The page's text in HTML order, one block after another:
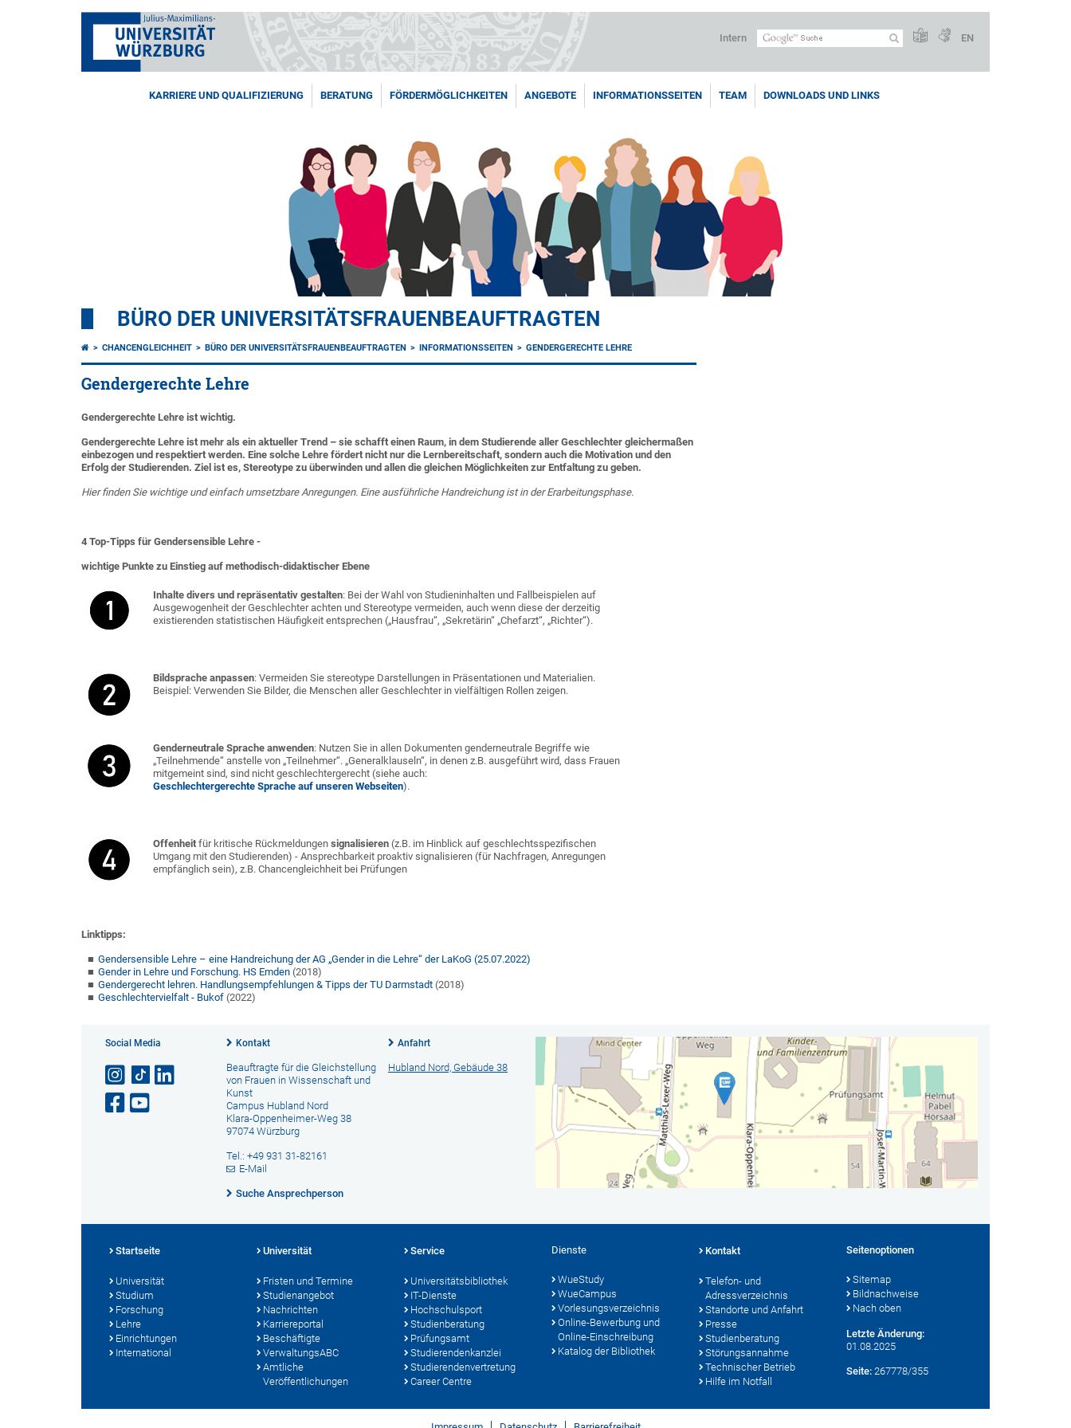
Intern EN
KARRIERE UND QUALIFIZIERUNG BERATUNG FÖRDERMÖGLICHKEITEN ANGEBOTE INFORMATIONSSEITEN TEAM DOWNLOADS UND LINKS
BÜRO DER UNIVERSITÄTSFRAUENBEAUFTRAGTEN
CHANCENGLEICHHEIT BÜRO DER UNIVERSITÄTSFRAUENBEAUFTRAGTEN INFORMATIONSSEITEN GENDERGERECHTE LEHRE
Gendergerechte Lehre
Gendergerechte Lehre ist wichtig.
Gendergerechte Lehre ist mehr als ein aktueller Trend – sie schafft einen Raum, in dem Studierende aller Geschlechter gleichermaßen
einbezogen und respektiert werden. Eine solche Lehre fördert nicht nur die Lernbereitschaft, sondern auch die Motivation und den
Erfolg der Studierenden. Ziel ist es, Stereotype zu überwinden und allen die gleichen Möglichkeiten zur Entfaltung zu geben.
Hier finden Sie wichtige und einfach umsetzbare Anregungen. Eine ausführliche Handreichung ist in der Erarbeitungsphase.
4 Top-Tipps für Gendersensible Lehre -
wichtige Punkte zu Einstieg auf methodisch-didaktischer Ebene
Inhalte divers und repräsentativ gestalten: Bei der Wahl von Studieninhalten und Fallbeispielen auf
Ausgewogenheit der Geschlechter achten und Stereotype vermeiden, auch wenn diese der derzeitig
existierenden statistischen Häufigkeit entsprechen („Hausfrau“, „Sekretärin“ „Chefarzt“, „Richter“).
Bildsprache anpassen: Vermeiden Sie stereotype Darstellungen in Präsentationen und Materialien.
Beispiel: Verwenden Sie Bilder, die Menschen aller Geschlechter in vielfältigen Rollen zeigen.
Genderneutrale Sprache anwenden: Nutzen Sie in allen Dokumenten genderneutrale Begriffe wie
„Teilnehmende“ anstelle von „Teilnehmer“. „Generalklauseln“, in denen z.B. ausgeführt wird, dass Frauen
mitgemeint sind, sind nicht geschlechtergerecht (siehe auch:
Geschlechtergerechte Sprache auf unseren Webseiten).
Offenheit für kritische Rückmeldungen signalisieren (z.B. im Hinblick auf geschlechtsspezifischen
Umgang mit den Studierenden) - Ansprechbarkeit proaktiv signalisieren (für Nachfragen, Anregungen
empfänglich sein), z.B. Chancengleichheit bei Prüfungen
Linktipps:
Gendersensible Lehre – eine Handreichung der AG „Gender in die Lehre“ der LaKoG (25.07.2022)
Gender in Lehre und Forschung. HS Emden (2018)
Gendergerecht lehren. Handlungsempfehlungen & Tipps der TU Darmstadt (2018)
Geschlechtervielfalt - Bukof (2022)
Social Media Kontakt
Beauftragte für die Gleichstellung
von Frauen in Wissenschaft und
Kunst
Campus Hubland Nord
Klara-Oppenheimer-Weg 38
97074 Würzburg
Tel.: +49 931 31-82161
E-Mail
Suche Ansprechperson
Anfahrt
Hubland Nord, Gebäude 38
Startseite
Universität
Studium
Forschung
Lehre
Einrichtungen
International
Universität
Fristen und Termine
Studienangebot
Nachrichten
Karriereportal
Beschäftigte
VerwaltungsABC
Amtliche
Veröffentlichungen
Service
Universitätsbibliothek
IT-Dienste
Hochschulsport
Studienberatung
Prüfungsamt
Studierendenkanzlei
Studierendenvertretung
Career Centre
Dienste
WueStudy
WueCampus
Vorlesungsverzeichnis
Online-Bewerbung und
Online-Einschreibung
Katalog der Bibliothek
Kontakt
Telefon- und
Adressverzeichnis
Standorte und Anfahrt
Presse
Studienberatung
Störungsannahme
Technischer Betrieb
Hilfe im Notfall
Seitenoptionen
Sitemap
Bildnachweise
Nach oben
Letzte Änderung:
01.08.2025
Seite: 267778/355